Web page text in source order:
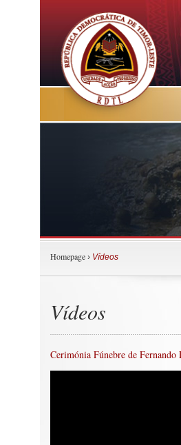
Homepage › Vídeos
Vídeos
Cerimónia Fúnebre de